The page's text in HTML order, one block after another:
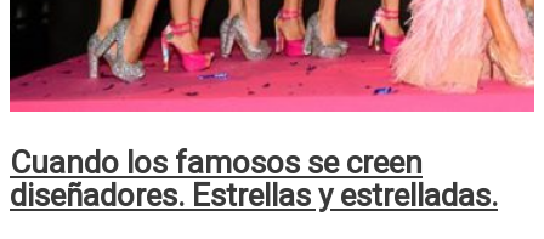
Cuando los famosos se creen
diseñadores. Estrellas y estrelladas.